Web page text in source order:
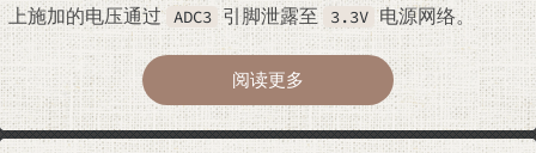
上施加的电压通过 ADC3 引脚泄露至 3.3V 电源网络。
阅读更多